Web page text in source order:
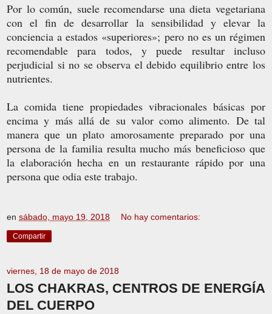
Por lo común, suele recomendarse una dieta vegetariana
con el fin de desarrollar la sensibilidad y elevar la
conciencia a estados «superiores»; pero no es un régimen
recomendable para todos, y puede resultar incluso
perjudicial si no se observa el debido equilibrio entre los
nutrientes.
La comida tiene propiedades vibracionales básicas por
encima y más allá de su valor como alimento. De tal
manera que un plato amorosamente preparado por una
persona de la familia resulta mucho más beneficioso que
la elaboración hecha en un restaurante rápido por una
persona que odia este trabajo.
en sábado, mayo 19, 2018 No hay comentarios:
Compartir
viernes, 18 de mayo de 2018
LOS CHAKRAS, CENTROS DE ENERGÍA
DEL CUERPO